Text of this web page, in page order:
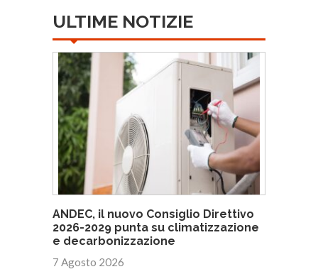
ULTIME NOTIZIE
ANDEC, il nuovo Consiglio Direttivo
2026-2029 punta su climatizzazione
e decarbonizzazione
7 Agosto 2026